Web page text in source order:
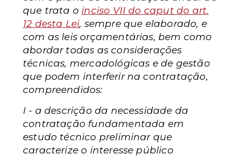
que trata o inciso VII do caput do art.
12 desta Lei, sempre que elaborado, e
com as leis orçamentárias, bem como
abordar todas as considerações
técnicas, mercadológicas e de gestão
que podem interferir na contratação,
compreendidos:
I - a descrição da necessidade da
contratação fundamentada em
estudo técnico preliminar que
caracterize o interesse público